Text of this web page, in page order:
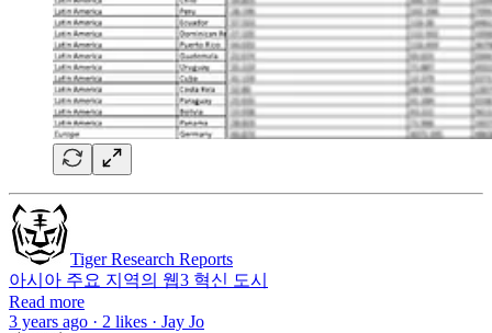
Tiger Research Reports
아시아 주요 지역의 웹3 혁신 도시
Read more
3 years ago · 2 likes · Jay Jo